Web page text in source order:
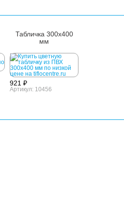
Табличка 300x400
мм
921 ₽
Артикул: 10456